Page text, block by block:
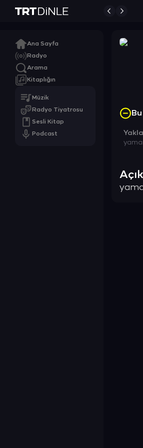
Ana Sayfa
Radyo
Arama
Kitaplığın
Müzik
Radyo Tiyatrosu
Sesli Kitap
Podcast